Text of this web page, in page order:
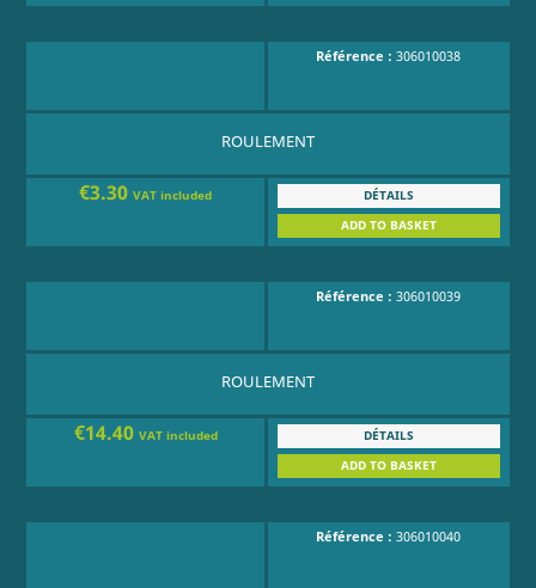
Référence :306010038
ROULEMENT
€3.30VAT included
DÉTAILS
ADD TO BASKET
Référence :306010039
ROULEMENT
€14.40 VAT included
DÉTAILS
ADD TO BASKET
Référence :306010040